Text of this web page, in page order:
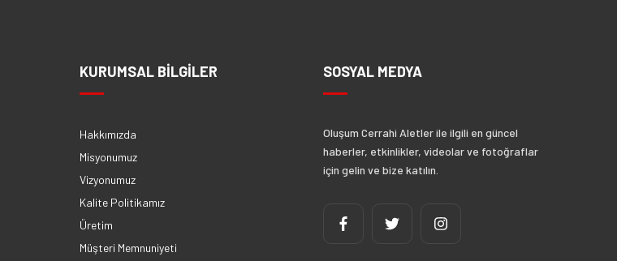
KURUMSAL BİLGİLER
Hakkımızda
Misyonumuz
Vizyonumuz
Kalite Politikamız
Üretim
Müşteri Memnuniyeti
SOSYAL MEDYA
Oluşum Cerrahi Aletler ile ilgili en güncel
haberler, etkinlikler, videolar ve fotoğraflar
için gelin ve bize katılın.